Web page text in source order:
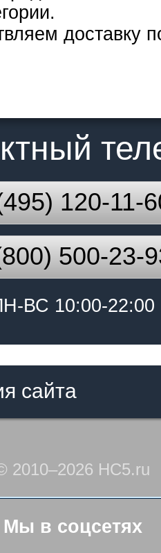
доставку
120-11-
500-23-
ВС 10:00-22:00
сайта
2010–2026 HC5.ru
Мы в соцсетях